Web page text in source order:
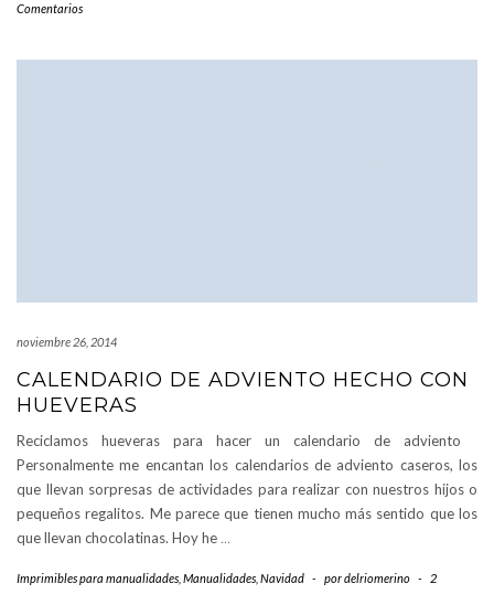
Comentarios
noviembre 26, 2014
CALENDARIO DE ADVIENTO HECHO CON
HUEVERAS
Reciclamos hueveras para hacer un calendario de adviento
Personalmente me encantan los calendarios de adviento caseros, los
que llevan sorpresas de actividades para realizar con nuestros hijos o
pequeños regalitos. Me parece que tienen mucho más sentido que los
que llevan chocolatinas. Hoy he …
Imprimibles para manualidades Manualidades Navidad - pordelriomerino -
2